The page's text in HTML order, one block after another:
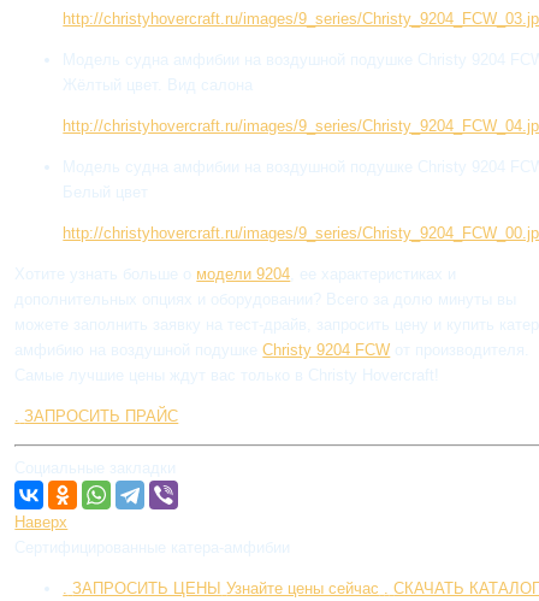
http://christyhovercraft.ru/images/9_series/
Модель судна амфибии на воздушной подушке Christy 9204
Жёлтый цвет. Вид салона
http://christyhovercraft.ru/images/9_series/
Модель судна амфибии на воздушной подушке Christy 9204
Белый цвет
http://christyhovercraft.ru/images/9_series/
Хотите узнать больше о модели 9204 , ее характеристиках и
дополнительных опциях и оборудовании? Всего за долю минуты вы
можете заполнить заявку на тест-драйв, запросить цену и купить
амфибию на воздушной подушкеChristy 9204 FCW от производителя.
Самые лучшие цены ждут вас только в Christy Hovercraft!
. ЗАПРОСИТЬ ПРАЙС
Социальные закладки
Наверх
Сертифицированные катера-амфибии
ЗАПРОСИТЬ ЦЕНЫ Узнайте цены сейчас
СКАЧАТЬ